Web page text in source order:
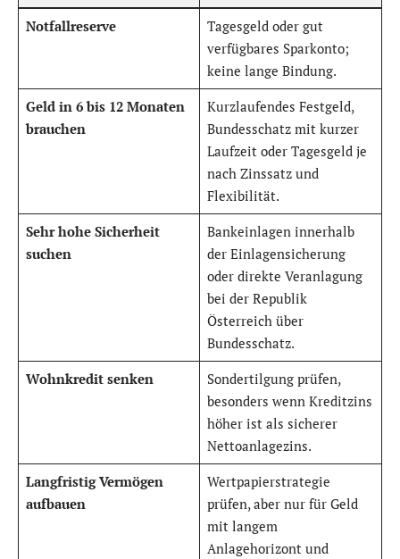
Notfallreserve
Tagesgeld oder gut
verfügbares Sparkonto;
keine lange Bindung.
Geld in 6 bis 12 Monaten
brauchen
Kurzlaufendes Festgeld,
Bundesschatz mit kurzer
Laufzeit oder Tagesgeld je
nach Zinssatz und
Flexibilität.
Sehr hohe Sicherheit
suchen
Bankeinlagen innerhalb
der Einlagensicherung
oder direkte Veranlagung
bei der Republik
Österreich über
Bundesschatz.
Wohnkredit senken
Sondertilgung prüfen,
besonders wenn Kreditzins
höher ist als sicherer
Nettoanlagezins.
Langfristig Vermögen
aufbauen
Wertpapierstrategie
prüfen, aber nur für Geld
mit langem
Anlagehorizont und